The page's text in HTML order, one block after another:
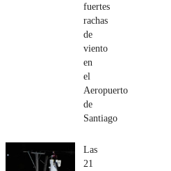
fuertes
rachas
de
viento
en
el
Aeropuerto
de
Santiago
Las
21